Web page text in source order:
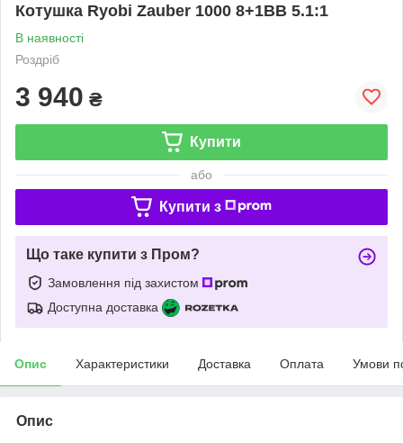
Котушка Ryobi Zauber 1000 8+1BB 5.1:1
В наявності
Роздріб
3 940 ₴
Купити
або
Купити з
Що таке купити з Пром?
Замовлення під захистом
Доступна доставка
Опис Характеристики Доставка Оплата Умови
Опис